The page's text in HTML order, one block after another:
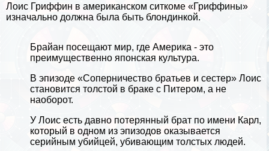
Лоис Гриффин в американском ситкоме «Гриффины»
изначально должна была быть блондинкой.
Брайан посещают мир, где Америка - это
преимущественно японская культура.
В эпизоде ​​​​«Соперничество братьев и сестер» Лоис
становится толстой в бpaке с Питером, а не
наоборот.
У Лоис есть давно потерянный брат по имени Карл,
который в одном из эпизодов оказывается
серийным убийцей, убивающим толстых людей.